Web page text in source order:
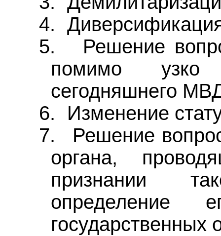
4.
5.
Решение
помимо узко
сегодняшнего
6.
Изменение
7.
Решение
органа,
признании
государственных